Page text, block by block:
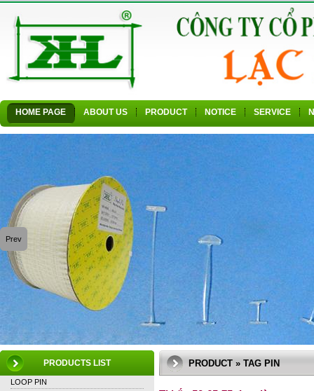
HOME PAGE ABOUT US PRODUCT NOTICE SERVICE
Prev
PRODUCTS LIST PRODUCT » TAG PIN
LOOP PIN